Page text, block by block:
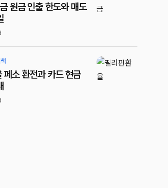
원금 인출 한도와 매도
페소 환전과 카드 현금